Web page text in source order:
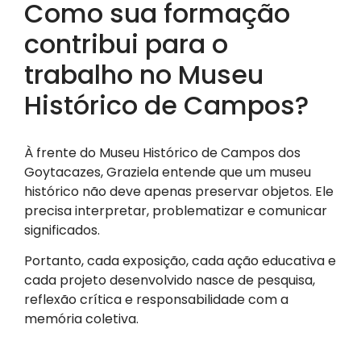
Como sua formação
contribui para o
trabalho no Museu
Histórico de Campos?
À frente do Museu Histórico de Campos dos
Goytacazes, Graziela entende que um museu
histórico não deve apenas preservar objetos. Ele
precisa interpretar, problematizar e comunicar
significados.
Portanto, cada exposição, cada ação educativa e
cada projeto desenvolvido nasce de pesquisa,
reflexão crítica e responsabilidade com a
memória coletiva.